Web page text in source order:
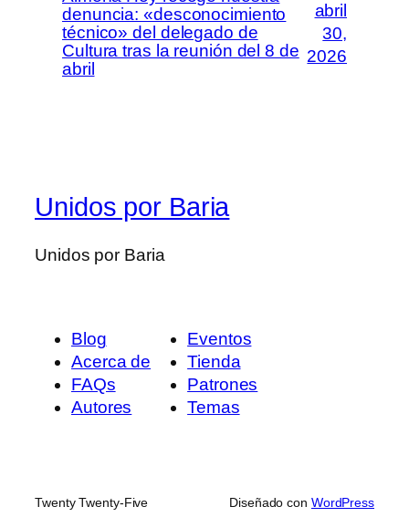
denuncia: «desconocimiento
técnico» del delegado de
Cultura tras la reunión del 8 de
abril
abril
30,
2026
Unidos por Baria
Unidos por Baria
Blog
Acerca de
FAQs
Autores
Eventos
Tienda
Patrones
Temas
Twenty Twenty-Five Diseñado con WordPress